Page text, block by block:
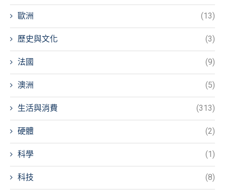
歐洲 (13)
歷史與文化 (3)
法國 (9)
澳洲 (5)
生活與消費 (313)
硬體 (2)
科學 (1)
科技 (8)